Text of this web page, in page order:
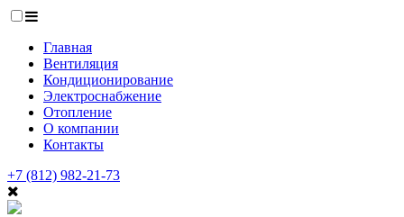
Главная
Вентиляция
Кондиционирование
Электроснабжение
Отопление
О компании
Контакты
+7 (812) 982-21-73